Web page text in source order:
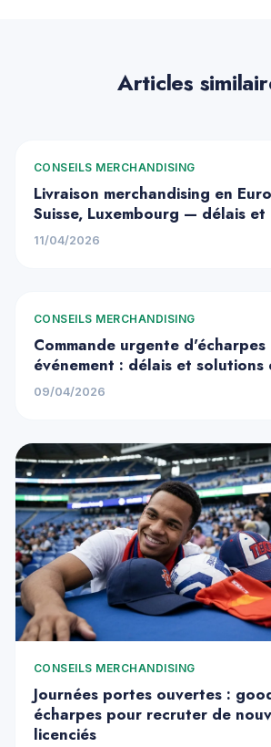
Articles
CONSEILS MERCHANDISING
Livraison merchandising en
Suisse, Luxembourg — délais
11/04/2026
CONSEILS MERCHANDISING
Commande urgente
événement : délais et solutions
09/04/2026
CONSEILS MERCHANDISING
Journées portes ouvertes :
écharpes pour recruter de
licenciés